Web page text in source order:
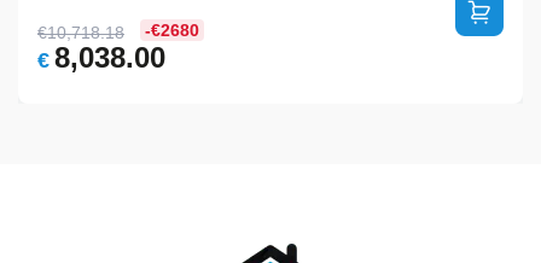
-€2680
€10,718.18
Original
€ 8,038.00Current